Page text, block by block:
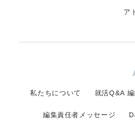
ア
私たちについて 就活Q&A
編集責任者メッセージ